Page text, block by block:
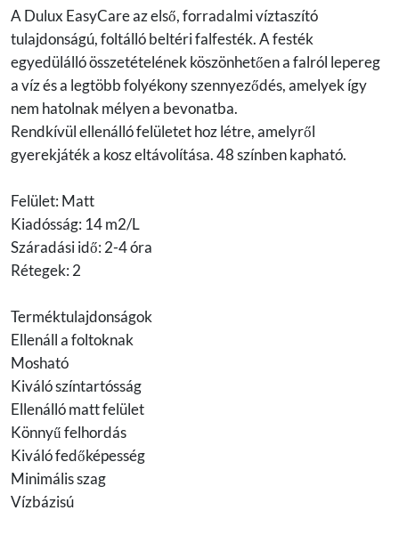
A Dulux EasyCare az első, forradalmi víztaszító
tulajdonságú, foltálló beltéri falfesték. A festék
egyedülálló összetételének köszönhetően a falról lepereg
a víz és a legtöbb folyékony szennyeződés, amelyek így
nem hatolnak mélyen a bevonatba.
Rendkívül ellenálló felületet hoz létre, amelyről
gyerekjáték a kosz eltávolítása. 48 színben kapható.
Felület: Matt
Kiadósság: 14 m2/L
Száradási idő: 2-4 óra
Rétegek: 2
Terméktulajdonságok
Ellenáll a foltoknak
Mosható
Kiváló színtartósság
Ellenálló matt felület
Könnyű felhordás
Kiváló fedőképesség
Minimális szag
Vízbázisú